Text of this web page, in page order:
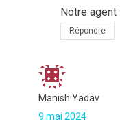
Notre
Répondre
Manish Yadav
9 mai 2024